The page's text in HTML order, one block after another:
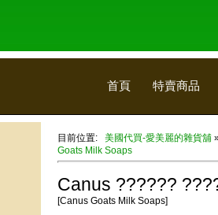
首頁 特賣商品
目前位置: 美國代買-愛美麗的雜貨舖
Goats Milk Soaps
Canus ??????
[Canus Goats Milk Soaps]